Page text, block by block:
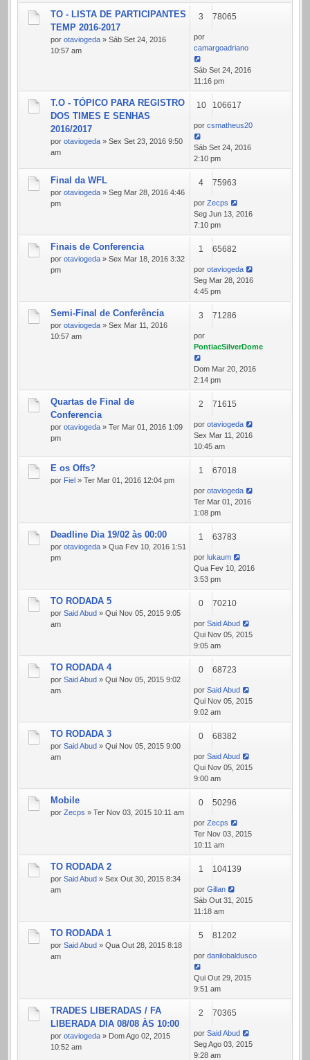
TO - LISTA DE PARTICIPANTES
TEMP 2016-2017
por otaviogeda » Sáb Set 24, 2016
10:57 am
3 78065
por
camargoadriano
Sáb Set 24, 2016
11:16 pm
T.O - TÓPICO PARA REGISTRO
DOS TIMES E SENHAS
2016/2017
por otaviogeda » Sex Set 23, 2016 9:50
am
10 106617
por csmatheus20
Sáb Set 24, 2016
2:10 pm
Final da WFL
por otaviogeda » Seg Mar 28, 2016 4:46
pm
4 75963
por Zecps
Seg Jun 13, 2016
7:10 pm
Finais de Conferencia
por otaviogeda » Sex Mar 18, 2016 3:32
pm
1 65682
por otaviogeda
Seg Mar 28, 2016
4:45 pm
Semi-Final de Conferência
por otaviogeda » Sex Mar 11, 2016
10:57 am
3 71286
por
PontiacSilverDome
Dom Mar 20, 2016
2:14 pm
Quartas de Final de
Conferencia
por otaviogeda » Ter Mar 01, 2016 1:09
pm
2 71615
por otaviogeda
Sex Mar 11, 2016
10:45 am
E os Offs?
por Fiel » Ter Mar 01, 2016 12:04 pm
1 67018
por otaviogeda
Ter Mar 01, 2016
1:08 pm
Deadline Dia 19/02 às 00:00
por otaviogeda » Qua Fev 10, 2016 1:51
pm
1 63783
por lukaum
Qua Fev 10, 2016
3:53 pm
TO RODADA 5
por Said Abud » Qui Nov 05, 2015 9:05
am
0 70210
por Said Abud
Qui Nov 05, 2015
9:05 am
TO RODADA 4
por Said Abud » Qui Nov 05, 2015 9:02
am
0 68723
por Said Abud
Qui Nov 05, 2015
9:02 am
TO RODADA 3
por Said Abud » Qui Nov 05, 2015 9:00
am
0 68382
por Said Abud
Qui Nov 05, 2015
9:00 am
Mobile
por Zecps » Ter Nov 03, 2015 10:11 am
0 50296
por Zecps
Ter Nov 03, 2015
10:11 am
TO RODADA 2
por Said Abud » Sex Out 30, 2015 8:34
am
1 104139
por Gillan
Sáb Out 31, 2015
11:18 am
TO RODADA 1
por Said Abud » Qua Out 28, 2015 8:18
am
5 81202
por danilobaldusco
Qui Out 29, 2015
9:51 am
TRADES LIBERADAS / FA
LIBERADA DIA 08/08 ÀS 10:00
por otaviogeda » Dom Ago 02, 2015
10:52 am
2 70365
por Said Abud
Seg Ago 03, 2015
9:28 am